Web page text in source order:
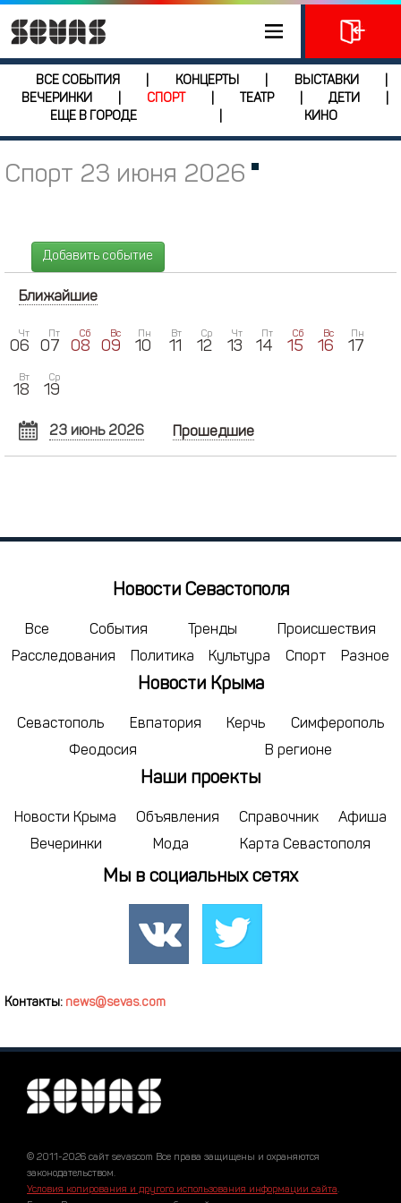
ВСЕ СОБЫТИЯ КОНЦЕРТЫ ВЫСТАВКИ
ВЕЧЕРИНКИ
СПОРТ ТЕАТР ДЕТИ
ЕЩЕ В ГОРОДЕ
КИНО
Спорт 23 июня 2026
Добавить событие
Ближайшие
Чт
06
Пт
07
Сб
08
Вс
09
Пн
10
Вт
11
Ср
12
Чт
13
Пт
14
Сб
15
Вс
16
Пн
17
Вт
18
Ср
19
23 июнь 2026
ИЮНЬ 2026
8 9 10 11 12 13 14
24 25 26
29 30 1 2 4 5
6 7 8 10 11 12
Прошедшие
Новости Севастополя
Все События Тренды
Происшествия
Расследования
Политика Культура Спорт Разное
Новости Крыма
Севастополь Евпатория Керчь
Симферополь
Феодосия
В регионе
Наши проекты
Новости Крыма Объявления Справочник
Афиша
Вечеринки
Мода Карта Севастополя
Мы в социальных сетях
Контакты: news@sevas.com
© 2011-2026 сайт sevascom Все права защищены и охраняются
законодательством.
Условия копирования и другого использования информации сайта.